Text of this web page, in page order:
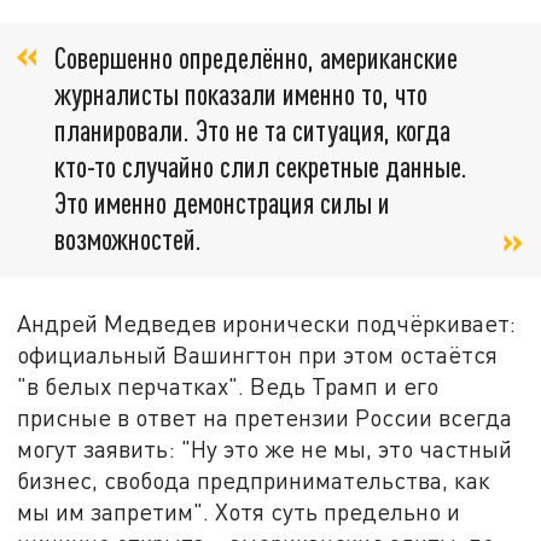
Совершенно определённо, американские
журналисты показали именно то, что
планировали. Это не та ситуация, когда
кто-то случайно слил секретные данные.
Это именно демонстрация силы и
возможностей.
Андрей Медведев иронически подчёркивает:
официальный Вашингтон при этом остаётся
"в белых перчатках". Ведь Трамп и его
присные в ответ на претензии России всегда
могут заявить: "Ну это же не мы, это частный
бизнес, свобода предпринимательства, как
мы им запретим". Хотя суть предельно и